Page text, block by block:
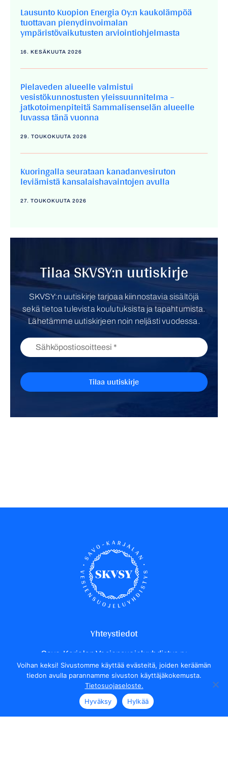
Lausunto Kuopion Energia Oy:n kaukolämpöä
tuottavan pienydinvoimalan
ympäristövaikutusten arviointiohjelmasta
16. KESÄKUUTA 2026
Pielaveden alueelle valmistui
vesistökunnostusten yleissuunnitelma –
jatkotoimenpiteitä Sammalisenselän alueelle
luvassa tänä vuonna
29. TOUKOKUUTA 2026
Kuoringalla seurataan kanadanvesiruton
leviämistä kansalaishavaintojen avulla
27. TOUKOKUUTA 2026
Tilaa SKVSY:n uutiskirje
SKVSY:n uutiskirje tarjoaa kiinnostavia sisältöjä
sekä tietoa tulevista koulutuksista ja tapahtumista.
Lähetämme uutiskirjeen noin neljästi vuodessa.
Yhteystiedot
Savo-Karjalan Vesiensuojeluyhdistys ry
Yrittäjäntie 24
70150 Kuopio
Henkilökunnan yhteystiedot
Voihan keksi! Sivustomme käyttää evästeitä, joiden keräämän
tiedon avulla parannamme sivuston käyttäjäkokemusta.
Tietosuojaseloste.
Hyväksy
Hylkää